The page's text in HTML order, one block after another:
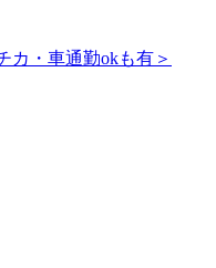
カ・車通勤okも有＞